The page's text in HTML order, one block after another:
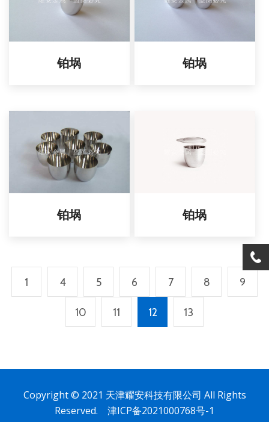
铂埚 铂埚
铂埚 铂埚
1 4 5 6 7 8 9
10 11 12 13
Copyright © 2021 天津耀安科技有限公司 All Rights
Reserved. 津ICP备2021000768号-1